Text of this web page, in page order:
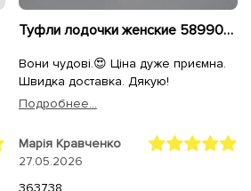
Туфли лодочки женские 589908 Белые
Вони чудові.😍 Ціна дуже приємна.
Швидка доставка. Дякую!
Подробнее...
Марія Кравченко
27.05.2026